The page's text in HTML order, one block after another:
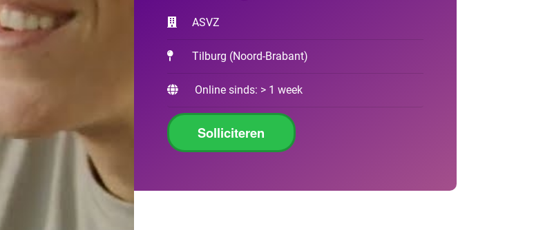
ASVZ
Tilburg (Noord-Brabant)
Online sinds: > 1 week
Solliciteren